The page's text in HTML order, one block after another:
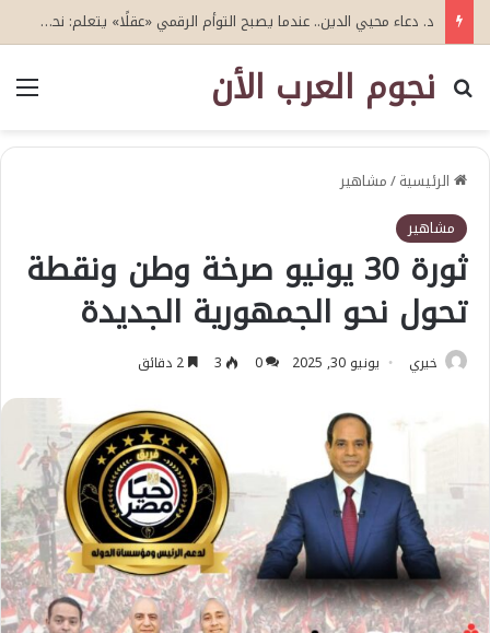
د. دعاء محيي الدين.. عندما يصبح التوأم الرقمي «عقلًا» يتعلم: نحو جيل جديد من التوأمة الرقمية للذكاء الاصطناعي الإدراكي
نجوم العرب الأن
بحث عن
الرئيسية/مشاهير
مشاهير
ثورة 30 يونيو صرخة وطن ونقطة
تحول نحو الجمهورية الجديدة
خيري يونيو 30, 2025 0
3